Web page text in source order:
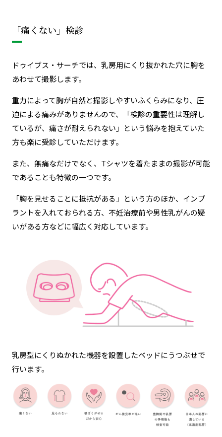
「痛くない」検診
ドゥイブス・サーチでは、乳房用にくり抜かれた穴に胸を
あわせて撮影します。
重力によって胸が自然と撮影しやすいふくらみになり、圧
迫による痛みがありませんので、
「検診の重要性は理解し
ているが、痛さが耐えられない」という悩みを抱えていた
方も楽に受診していただけます。
また、無痛なだけでなく、Tシャツを着たままの撮影が可能
であることも特徴の一つです。
「胸を見せることに抵抗がある」という方のほか、インプ
ラントを入れておられる方、不妊治療前や男性乳がんの疑
いがある方などに幅広く対応しています。
乳房型にくりぬかれた機器を設置したベッドにうつぶせで
行います。